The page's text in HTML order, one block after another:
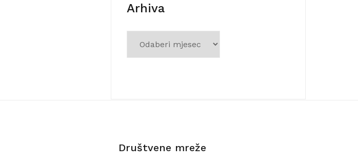
Arhiva
Društvene mreže